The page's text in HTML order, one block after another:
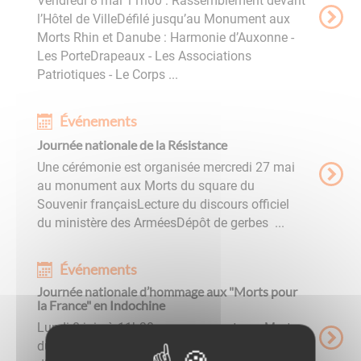
l’Hôtel de VilleDéfilé jusqu’au Monument aux
Morts Rhin et Danube : Harmonie d’Auxonne -
Les PorteDrapeaux - Les Associations
Patriotiques - Le Corps ...
Événements
Journée nationale de la Résistance
Une cérémonie est organisée mercredi 27 mai
au monument aux Morts du square du
Souvenir françaisLecture du discours officiel
du ministère des ArméesDépôt de gerbes ...
Événements
Journée nationale d’hommage aux "Morts pour
la France" en Indochine
Lundi 8 juin à 11h30 au monument aux Morts
du square du Souvenir FrançaisLecture du